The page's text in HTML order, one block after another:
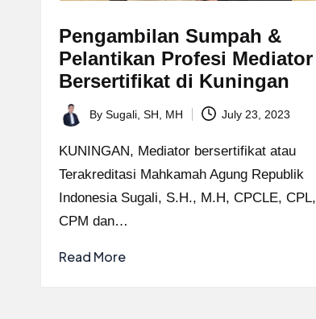
Pengambilan Sumpah &
Pelantikan Profesi Mediator
Bersertifikat di Kuningan
Posted
by
By Sugali, SH, MH July 23, 2023
KUNINGAN, Mediator bersertifikat atau
Terakreditasi Mahkamah Agung Republik
Indonesia Sugali, S.H., M.H, CPCLE, CPL,
CPM dan…
Read More